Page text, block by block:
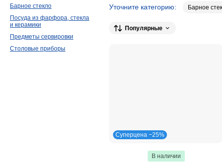
Уточните категорию: Барное
Популярные
Суперцена −25%
В наличии
Барное стекло
Посуда из фарфора, стекла
и керамики
Предметы сервировки
Столовые приборы